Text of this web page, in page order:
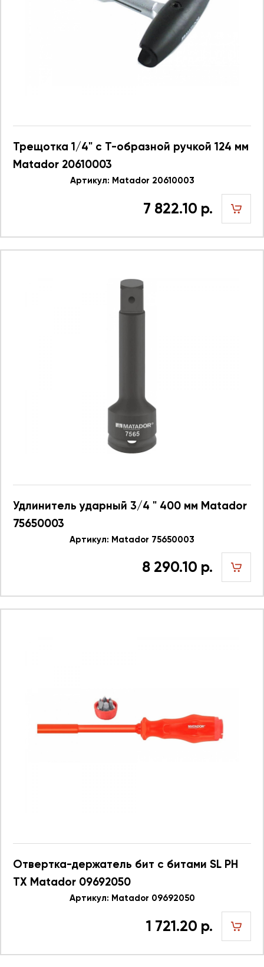
Трещотка 1/4" с Т-образной ручкой 124 мм
Matador 20610003
Артикул: Matador 20610003
7 822.10 р.
Удлинитель ударный 3/4 " 400 мм Matador
75650003
Артикул: Matador 75650003
8 290.10 р.
Отвертка-держатель бит с битами SL PH
TX Matador 09692050
Артикул: Matador 09692050
1 721.20 р.